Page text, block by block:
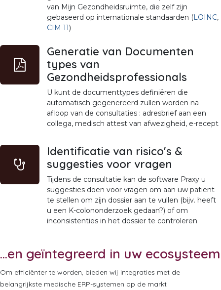
van Mijn Gezondheidsruimte, die zelf zijn
gebaseerd op internationale standaarden (LOINC,
CIM 11)
Generatie van Documenten
types van
Gezondheidsprofessionals
U kunt de documenttypes definiëren die
automatisch gegenereerd zullen worden na
afloop van de consultaties : adresbrief aan een
collega, medisch attest van afwezigheid, e-recept
Identificatie van risico's &
suggesties voor vragen
Tijdens de consultatie kan de software Praxy u
suggesties doen voor vragen om aan uw patiënt
te stellen om zijn dossier aan te vullen (bijv. heeft
u een K-colononderzoek gedaan?) of om
inconsistenties in het dossier te controleren
...en geïntegreerd in uw ecosysteem
Om efficiënter te worden, bieden wij integraties met de
belangrijkste medische ERP-systemen op de markt